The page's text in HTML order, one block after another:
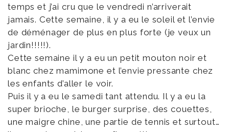
temps et j’ai cru que le vendredi n’arriverait
jamais. Cette semaine, il y a eu le soleil et l’envie
de déménager de plus en plus forte (je veux un
jardin!!!!!).
Cette semaine il y a eu un petit mouton noir et
blanc chez mamimone et l’envie pressante chez
les enfants d’aller le voir.
Puis il y a eu le samedi tant attendu. Il y a eu la
super brioche, le burger surprise, des couettes,
une maigre chine, une partie de tennis et surtout…